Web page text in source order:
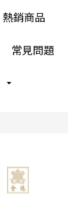
熱銷商品
常見問題